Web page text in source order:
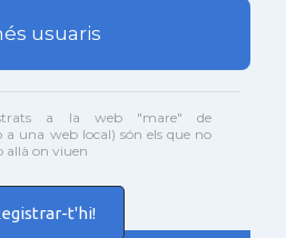
usuaris
a la web "mare" de
una web local) són els que no
on viuen
t'hi!